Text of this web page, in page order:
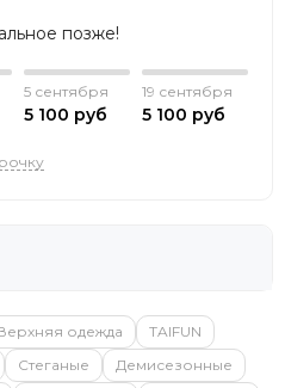
позже!
5 сентября
5 100 руб
19 сентября
5 100 руб
одежда
TAIFUN
Стеганые
Демисезонные